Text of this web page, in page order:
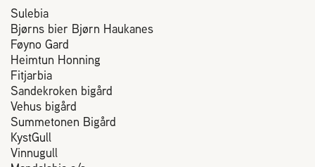
Aktivitetskalender
Lover og regler
Plassering av bigård
Sjekkliste for kjøp og salg av bier
Sulebia
Bjørns bier Bjørn Haukanes
Føyno Gard
Heimtun Honning
Fitjarbia
Sandekroken bigård
Vehus bigård
Summetonen Bigård
KystGull
Vinnugull